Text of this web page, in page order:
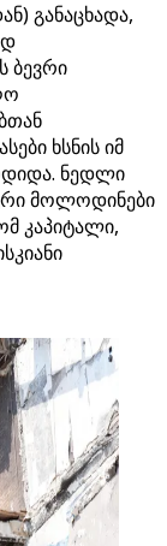
განაცხადა,
ბევრი
ხსნის იმ
ნედლი
მოლოდინები
კაპიტალი,